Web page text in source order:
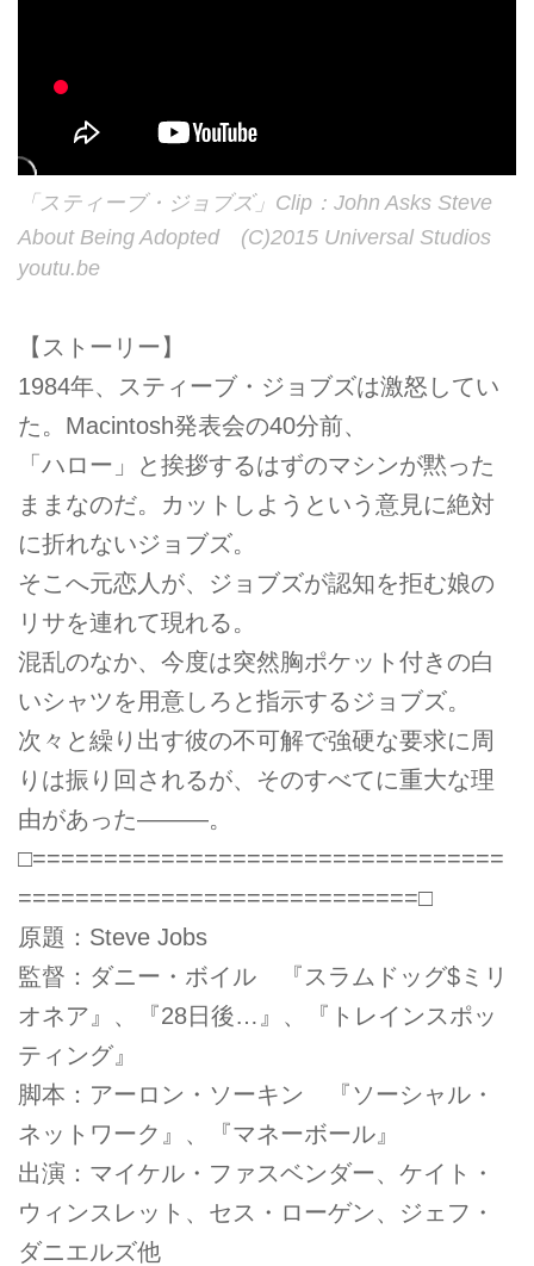
「スティーブ・ジョブズ」Clip：John Asks Steve
About Being Adopted (C)2015 Universal Studios
youtu.be
【ストーリー】
1984年、スティーブ・ジョブズは激怒してい
た。Macintosh発表会の40分前、
「ハロー」と挨拶するはずのマシンが黙った
ままなのだ。カットしようという意見に絶対
に折れないジョブズ。
そこへ元恋人が、ジョブズが認知を拒む娘の
リサを連れて現れる。
混乱のなか、今度は突然胸ポケット付きの白
いシャツを用意しろと指示するジョブズ。
次々と繰り出す彼の不可解で強硬な要求に周
りは振り回されるが、そのすべてに重大な理
由があった―――。
□=================================
============================□
原題：Steve Jobs
監督：ダニー・ボイル 『スラムドッグ$ミリ
オネア』、『28日後…』、『トレインスポッ
ティング』
脚本：アーロン・ソーキン 『ソーシャル・
ネットワーク』、『マネーボール』
出演：マイケル・ファスベンダー、ケイト・
ウィンスレット、セス・ローゲン、ジェフ・
ダニエルズ他